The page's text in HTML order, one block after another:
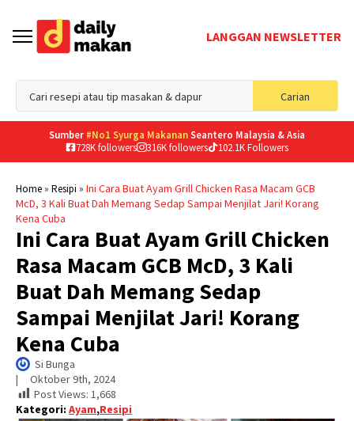
LANGGAN NEWSLETTER
Carian
for:
Sumber #No1 Syurga MakananSeantero Malaysia & Asia
728K followers
316K followers 102.1K Followers
Home» Resipi » Ini Cara Buat Ayam Grill Chicken Rasa Macam GCB
McD, 3 Kali Buat Dah Memang Sedap Sampai Menjilat Jari! Korang
Kena Cuba
Ini Cara Buat Ayam Grill Chicken
Rasa Macam GCB McD, 3 Kali
Buat Dah Memang Sedap
Sampai Menjilat Jari! Korang
Kena Cuba
Si Bunga
| Oktober 9th, 2024
Post Views: 1,668
Kategori: Ayam,Resipi